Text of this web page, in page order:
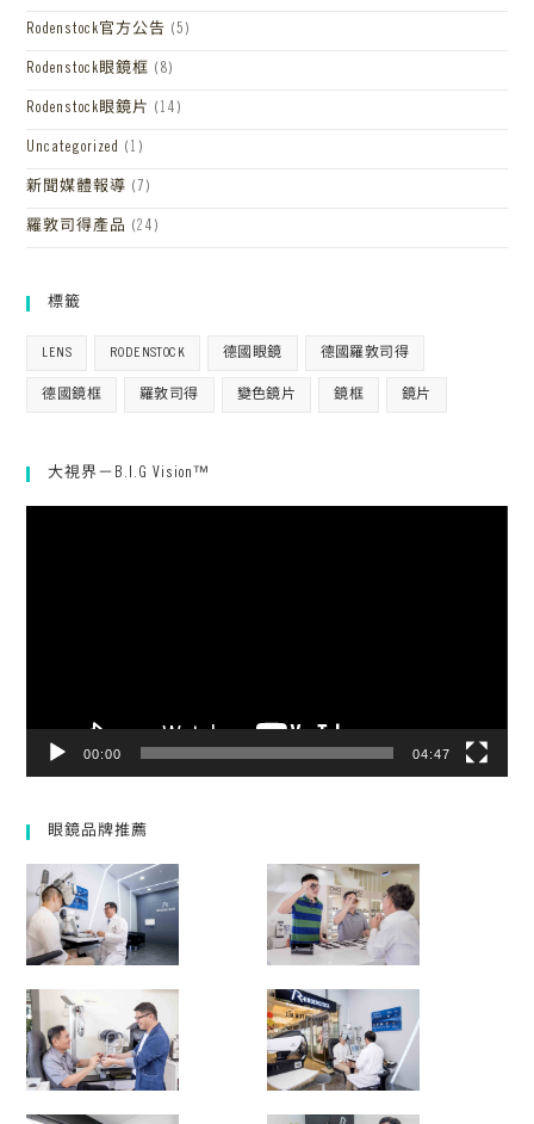
Rodenstock官方公告 (5)
Rodenstock眼鏡框 (8)
Rodenstock眼鏡片 (14)
Uncategorized (1)
新聞媒體報導 (7)
羅敦司得產品 (24)
標籤
LENS RODENSTOCK 德國眼鏡 德國羅敦司得
德國鏡框 羅敦司得 變色鏡片 鏡框 鏡片
大視界－B.I.G Vision™
00:00 04:47
眼鏡品牌推薦